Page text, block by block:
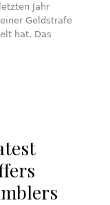
Jahr
Geldstrafe
hat. Das